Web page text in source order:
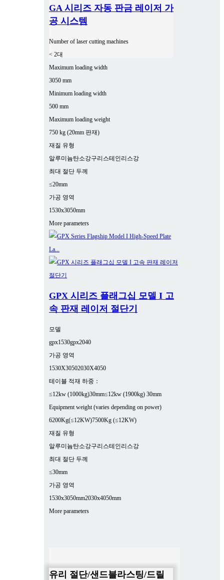
GA 시리즈 자동 판금 레이저 가
공 시스템
Number of laser cutting machines
< 2대
Maximum loading width
3050 mm
Minimum loading width
500 mm
Maximum loading weight
750 kg (20mm 판재)
재질 유형
알루미늄탄소강구리스테인리스강
최대 절단 두께
≤20mm
가공 영역
1530x3050mm
More parameters
GPX 시리즈 플래그십 모델 I 고
속 판재 레이저 절단기
모델
gpx1530gpx2040
가공 영역
1530X30502030X4050
테이블 적재 하중：
≤12kw (1000kg)30mm≤12kw (1900kg) 30mm
Equipment weight (varies depending on power)
6200Kg(≤12KW)7500Kg (≤12KW)
재질 유형
알루미늄탄소강구리스테인리스강
최대 절단 두께
≤30mm
가공 영역
1530x3050mm2030x4050mm
More parameters
유리 절단/샌드블라스팅/드릴